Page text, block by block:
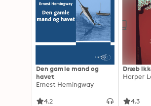
Den gamle mand og
havet
Ernest Hemingway
4.2
Dræb
Harper
4.3